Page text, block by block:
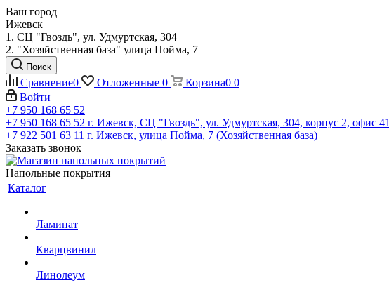
Ваш город
Ижевск
1. СЦ "Гвоздь", ул. Удмуртская, 304
2. "Хозяйственная база" улица Пойма, 7
Поиск
Сравнение0 Отложенные 0 Корзина0 0
Войти
+7 950 168 65 52
+7 950 168 65 52 г. Ижевск, СЦ "Гвоздь", ул. Удмуртская, 304, корпус 2, офис 41
+7 922 501 63 11 г. Ижевск, улица Пойма, 7 (Хозяйственная база)
Заказать звонок
Напольные покрытия
Каталог
Ламинат
Кварцвинил
Линолеум